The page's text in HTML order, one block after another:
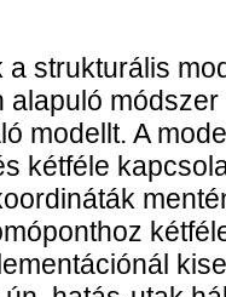
a strukturális
alapuló
modellt. A
kétféle